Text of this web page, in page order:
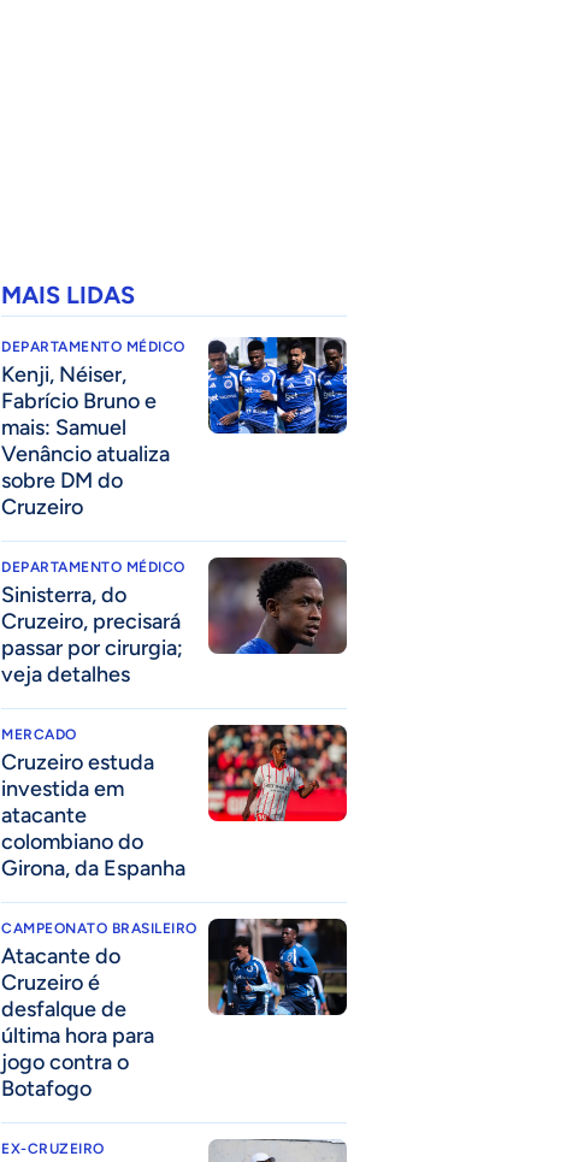
MAIS LIDAS
DEPARTAMENTO MÉDICO
Kenji, Néiser,
Fabrício Bruno e
mais: Samuel
Venâncio atualiza
sobre DM do
Cruzeiro
DEPARTAMENTO MÉDICO
Sinisterra, do
Cruzeiro, precisará
passar por cirurgia;
veja detalhes
MERCADO
Cruzeiro estuda
investida em
atacante
colombiano do
Girona, da Espanha
CAMPEONATO BRASILEIRO
Atacante do
Cruzeiro é
desfalque de
última hora para
jogo contra o
Botafogo
EX-CRUZEIRO